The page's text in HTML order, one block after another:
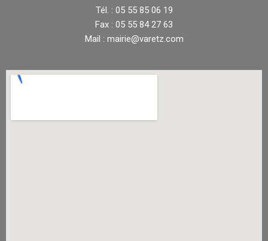
Tél. : 05 55 85 06 19
Fax : 05 55 84 27 63
Mail : mairie@varetz.com